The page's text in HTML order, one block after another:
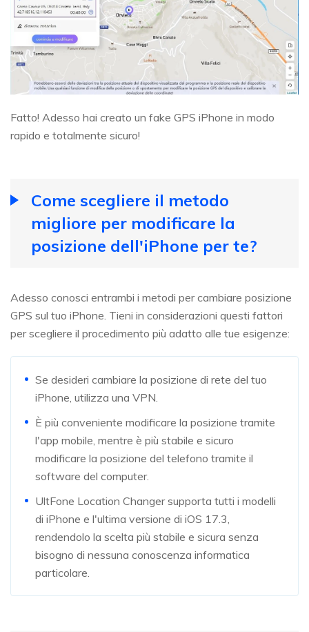
Fatto! Adesso hai creato un fake GPS iPhone in modo
rapido e totalmente sicuro!
Come scegliere il metodo
migliore per modificare la
posizione dell'iPhone per te?
Adesso conosci entrambi i metodi per cambiare posizione
GPS sul tuo iPhone. Tieni in considerazioni questi fattori
per scegliere il procedimento più adatto alle tue esigenze:
Se desideri cambiare la posizione di rete del tuo
iPhone, utilizza una VPN.
È più conveniente modificare la posizione tramite
l'app mobile, mentre è più stabile e sicuro
modificare la posizione del telefono tramite il
software del computer.
UltFone Location Changer supporta tutti i modelli
di iPhone e l'ultima versione di iOS 17.3,
rendendolo la scelta più stabile e sicura senza
bisogno di nessuna conoscenza informatica
particolare.